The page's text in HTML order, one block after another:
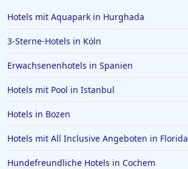
Hotels in Zell am See
Hotels in Würzburg
Hotels in Borkum
Hotels mit Aquapark in Hurghada
3-Sterne-Hotels in Köln
Erwachsenenhotels in Spanien
Hotels mit Pool in Istanbul
Hotels in Bozen
Hotels mit All Inclusive Angeboten in Florida
Hundefreundliche Hotels in Cochem